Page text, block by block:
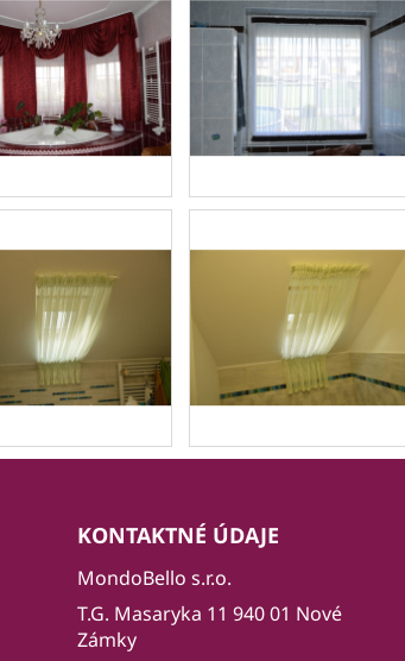
KONTAKTNÉ ÚDAJE
MondoBello s.r.o.
T.G. Masaryka 11 940 01 Nové
Zámky